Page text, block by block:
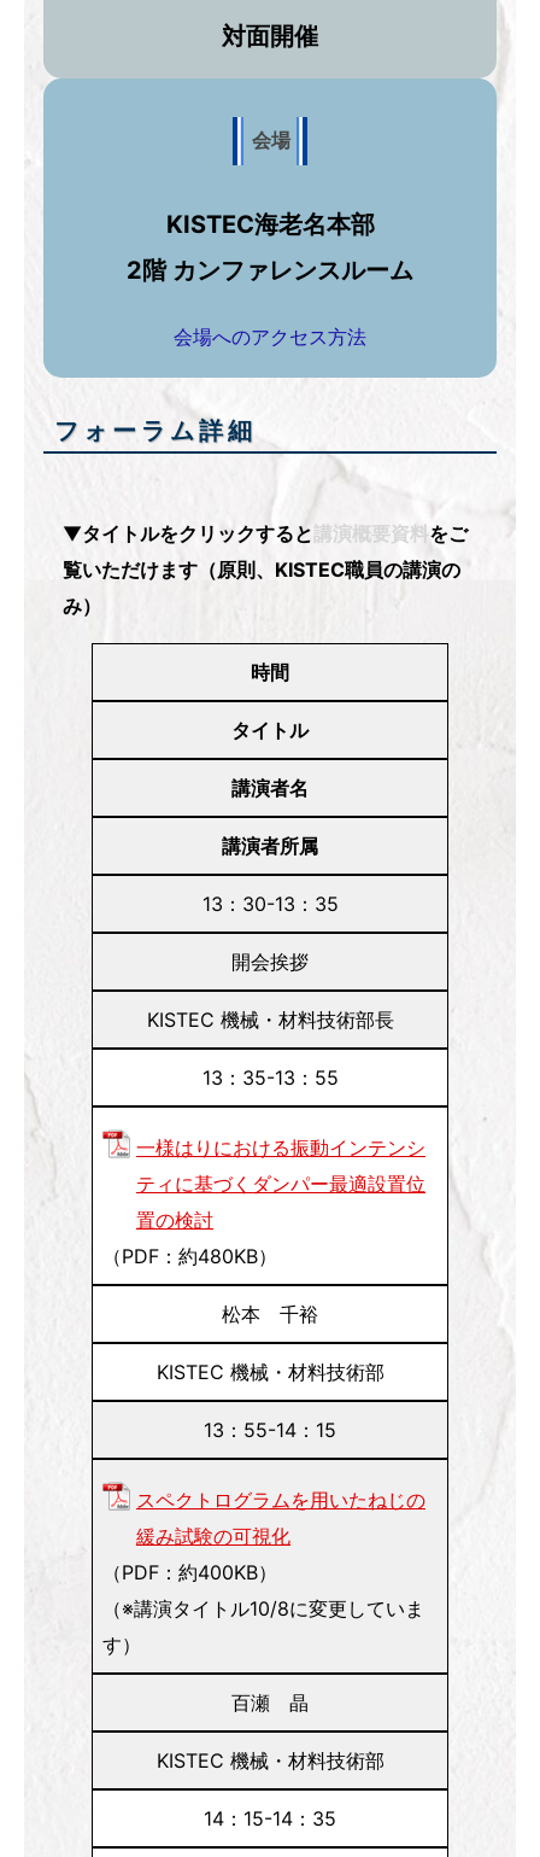
対面開催
会場
KISTEC海老名本部
2階 カンファレンスルーム
会場へのアクセス方法
フォーラム詳細
▼タイトルをクリックすると講演概要資料をご
覧いただけます（原則、KISTEC職員の講演の
み）
時間
タイトル
講演者名
講演者所属
13：30-13：35
開会挨拶
KISTEC 機械・材料技術部長
13：35-13：55
一様はりにおける振動インテンシ
ティに基づくダンパー最適設置位
置の検討
（PDF：約480KB）
松本 千裕
KISTEC 機械・材料技術部
13：55-14：15
スペクトログラムを用いたねじの
緩み試験の可視化
（PDF：約400KB）
（※講演タイトル10/8に変更していま
す）
百瀬 晶
KISTEC 機械・材料技術部
14：15-14：35